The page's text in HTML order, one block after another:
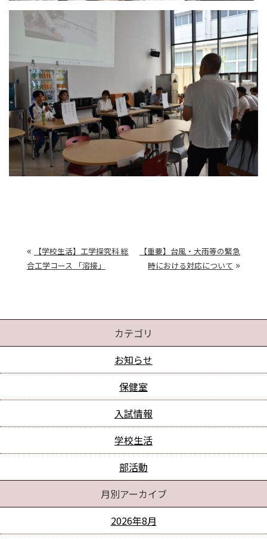
«
【学校生活】工学探究科 総
合工学コース 「溶接」
【重要】台風・大雨等の緊急
時における対応について »
カテゴリ
お知らせ
保健室
入試情報
学校生活
部活動
月別アーカイブ
2026年8月